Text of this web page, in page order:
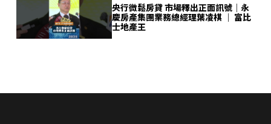
央行微鬆房貸 市場釋出正面訊號｜永
慶房產集團業務總經理葉凌棋 ｜ 富比
士地產王